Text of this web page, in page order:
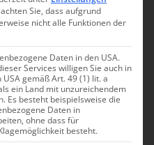
Sie, dass aufgrund
nicht alle Funktionen der
Daten in den USA.
Services willigen Sie auch in
gemäß Art. 49 (1) lit. a
ein Land mit unzureichendem
Es besteht beispielsweise die
Daten in
ohne dass für
besteht.